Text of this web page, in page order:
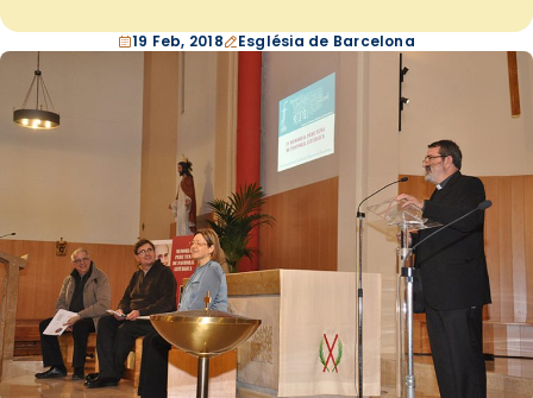
19 Feb, 2018 Església de Barcelona